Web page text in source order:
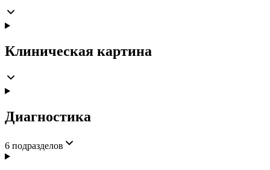
Клиническая картина
Диагностика
6 подразделов